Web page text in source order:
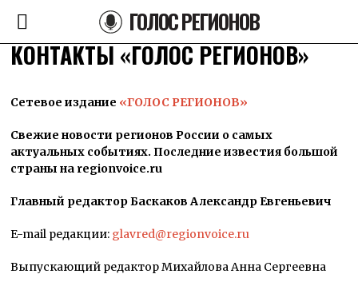
ГОЛОС РЕГИОНОВ
КОНТАКТЫ «ГОЛОС РЕГИОНОВ»
Сетевое издание «ГОЛОС РЕГИОНОВ»
Свежие новости регионов России о самых
актуальных событиях. Последние известия большой
страны на regionvoice.ru
Главный редактор Баcкаков Александр Евгеньевич
E-mail редакции: glavred@regionvoice.ru
Выпускающий редактор Михайлова Анна Сергеевна